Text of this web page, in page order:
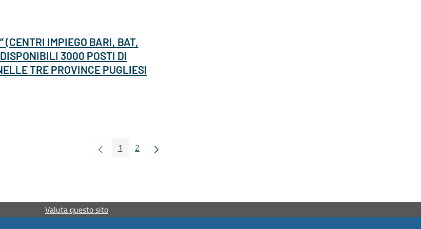
(CENTRI IMPIEGO BARI, BAT,
3000 POSTI DI
TRE PROVINCE PUGLIESI
Pagina
1 Pagina
2
Valuta questo sito